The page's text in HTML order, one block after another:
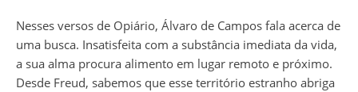
Nesses versos de Opiário, Álvaro de Campos fala acerca de
uma busca. Insatisfeita com a substância imediata da vida,
a sua alma procura alimento em lugar remoto e próximo.
Desde Freud, sabemos que esse território estranho abriga